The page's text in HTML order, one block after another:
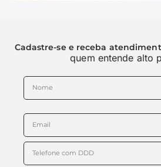
Cadastre-se e receba
quem entende alto